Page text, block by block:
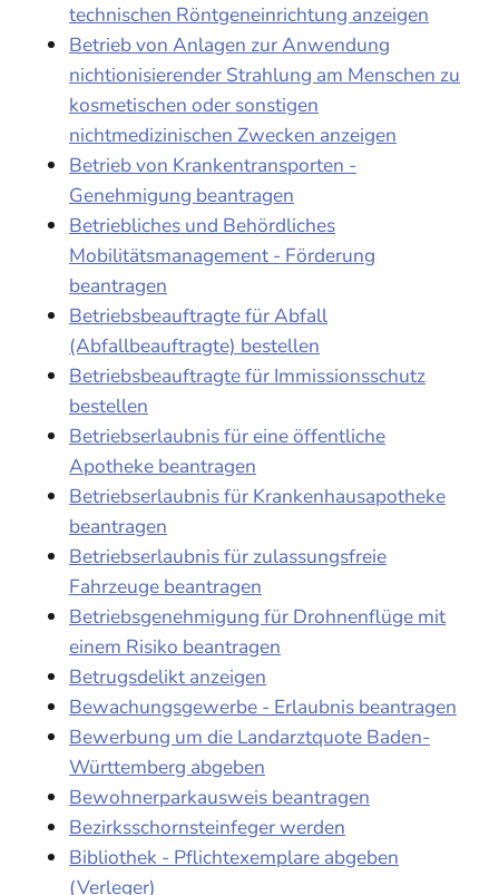
technischen Röntgeneinrichtung anzeigen
Betrieb von Anlagen zur Anwendung
nichtionisierender Strahlung am Menschen zu
kosmetischen oder sonstigen
nichtmedizinischen Zwecken anzeigen
Betrieb von Krankentransporten -
Genehmigung beantragen
Betriebliches und Behördliches
Mobilitätsmanagement - Förderung
beantragen
Betriebsbeauftragte für Abfall
(Abfallbeauftragte) bestellen
Betriebsbeauftragte für Immissionsschutz
bestellen
Betriebserlaubnis für eine öffentliche
Apotheke beantragen
Betriebserlaubnis für Krankenhausapotheke
beantragen
Betriebserlaubnis für zulassungsfreie
Fahrzeuge beantragen
Betriebsgenehmigung für Drohnenflüge mit
einem Risiko beantragen
Betrugsdelikt anzeigen
Bewachungsgewerbe - Erlaubnis beantragen
Bewerbung um die Landarztquote Baden-
Württemberg abgeben
Bewohnerparkausweis beantragen
Bezirksschornsteinfeger werden
Bibliothek - Pflichtexemplare abgeben
(Verleger)